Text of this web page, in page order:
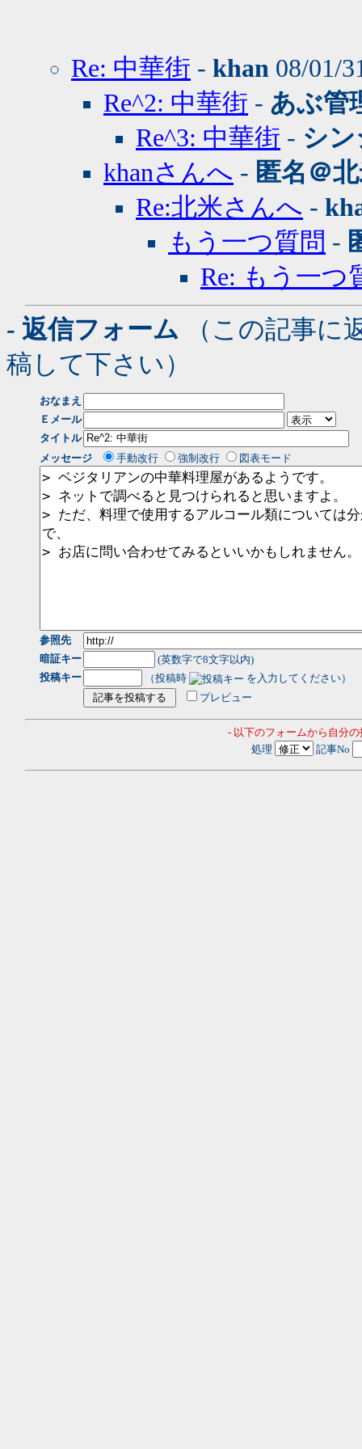
Re: 中華街 - khan 08/01/
Re^2: 中華街 - あぶ管
Re^3: 中華街 - シ
khanさんへ - 匿名＠
Re:北米さんへ -
もう一つ質問 -
Re: もう一つ
- 返信フォーム （この記事に
稿して下さい）
おなまえ
Ｅメール
タイトル
メッセージ
手動改行 強制改行 図表モード
参照先
暗証キー
(英数字で8文字以内)
投稿キー
（投稿時
を入力してください）
プレビュー
- 以下のフォームから自分
処理
記事No